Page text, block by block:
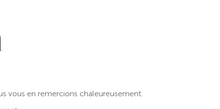
vous en remercions chaleureusement.